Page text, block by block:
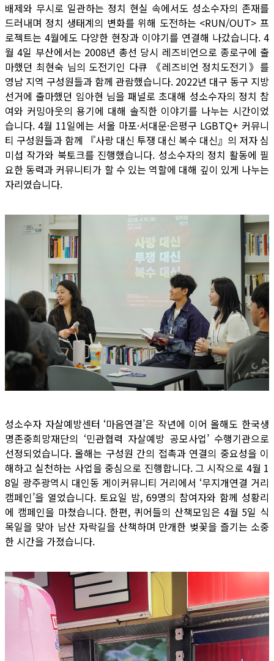
배제와 무시로 일관하는 정치 현실 속에서도 성소수자의 존재를
드러내며 정치 생태계의 변화를 위해 도전하는 <RUN/OUT> 프
로젝트는 4월에도 다양한 현장과 이야기를 연결해 나갔습니다. 4
월 4일 부산에서는 2008년 총선 당시 레즈비언으로 종로구에 출
마했던 최현숙 님의 도전기인 다큐 《레즈비언 정치도전기》를
영남 지역 구성원들과 함께 관람했습니다. 2022년 대구 동구 지방
선거에 출마했던 임아현 님을 패널로 초대해 성소수자의 정치 참
여와 커밍아웃의 용기에 대해 솔직한 이야기를 나누는 시간이었
습니다. 4월 11일에는 서울 마포·서대문·은평구 LGBTQ+ 커뮤니
티 구성원들과 함께 『사랑 대신 투쟁 대신 복수 대신』의 저자 심
미섭 작가와 북토크를 진행했습니다. 성소수자의 정치 활동에 필
요한 동력과 커뮤니티가 할 수 있는 역할에 대해 깊이 있게 나누는
자리였습니다.
성소수자 자살예방센터 ‘마음연결’은 작년에 이어 올해도 한국생
명존중희망재단의 ‘민관협력 자살예방 공모사업’ 수행기관으로
선정되었습니다. 올해는 구성원 간의 접촉과 연결의 중요성을 이
해하고 실천하는 사업을 중심으로 진행합니다. 그 시작으로 4월 1
8일 광주광역시 대인동 게이커뮤니티 거리에서 ‘무지개연결 거리
캠페인’을 열었습니다. 토요일 밤, 69명의 참여자와 함께 성황리
에 캠페인을 마쳤습니다. 한편, 퀴어들의 산책모임은 4월 5일 식
목일을 맞아 남산 자락길을 산책하며 만개한 벚꽃을 즐기는 소중
한 시간을 가졌습니다.